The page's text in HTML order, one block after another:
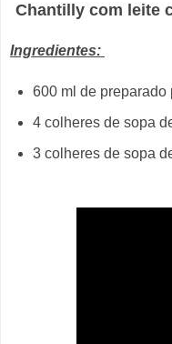
Chantilly com leite
Ingredientes:
600 ml de preparado
4 colheres de sopa
3 colheres de sopa